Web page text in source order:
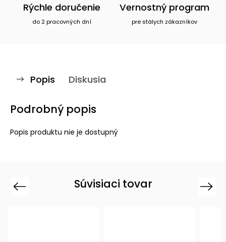
Rýchle doručenie
do 2 pracovných dní
Vernostný program
pre stálych zákazníkov
Popis Diskusia
Podrobný popis
Popis produktu nie je dostupný
Súvisiaci tovar
Previous Next